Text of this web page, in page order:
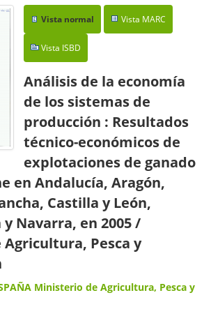
Vista normal Vista MARC
Vista ISBD
Análisis de la economía
de los sistemas de
producción : Resultados
técnico-económicos de
explotaciones de ganado
en Andalucía, Aragón,
Castilla y León,
Navarra, en 2005/
Pesca y
Ministerio de Agricultura, Pesca y